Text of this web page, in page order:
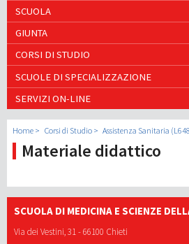
SCUOLA
GIUNTA
CORSI DI STUDIO
SCUOLE DI SPECIALIZZAZIONE
SERVIZI ON-LINE
Home Corsi di Studio Assistenza Sanitaria
Materiale didattico
SCUOLA DI MEDICINA E SCIENZE
Via dei Vestini, 31 - 66100 Chieti